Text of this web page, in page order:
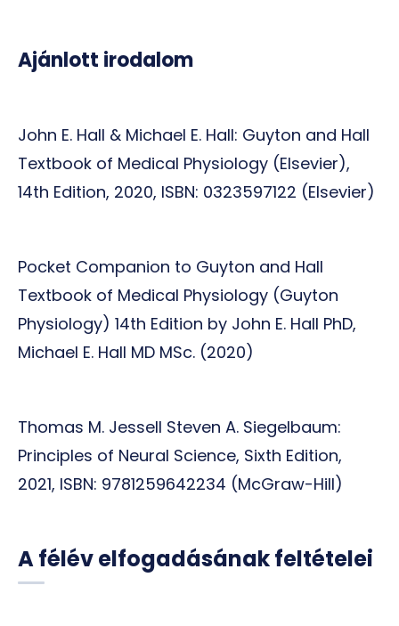
Ajánlott irodalom
John E. Hall & Michael E. Hall: Guyton and Hall
Textbook of Medical Physiology (Elsevier),
14th Edition, 2020, ISBN: 0323597122 (Elsevier)
Pocket Companion to Guyton and Hall
Textbook of Medical Physiology (Guyton
Physiology) 14th Edition by John E. Hall PhD,
Michael E. Hall MD MSc. (2020)
Thomas M. Jessell Steven A. Siegelbaum:
Principles of Neural Science, Sixth Edition,
2021, ISBN: 9781259642234 (McGraw-Hill)
A félév elfogadásának feltételei